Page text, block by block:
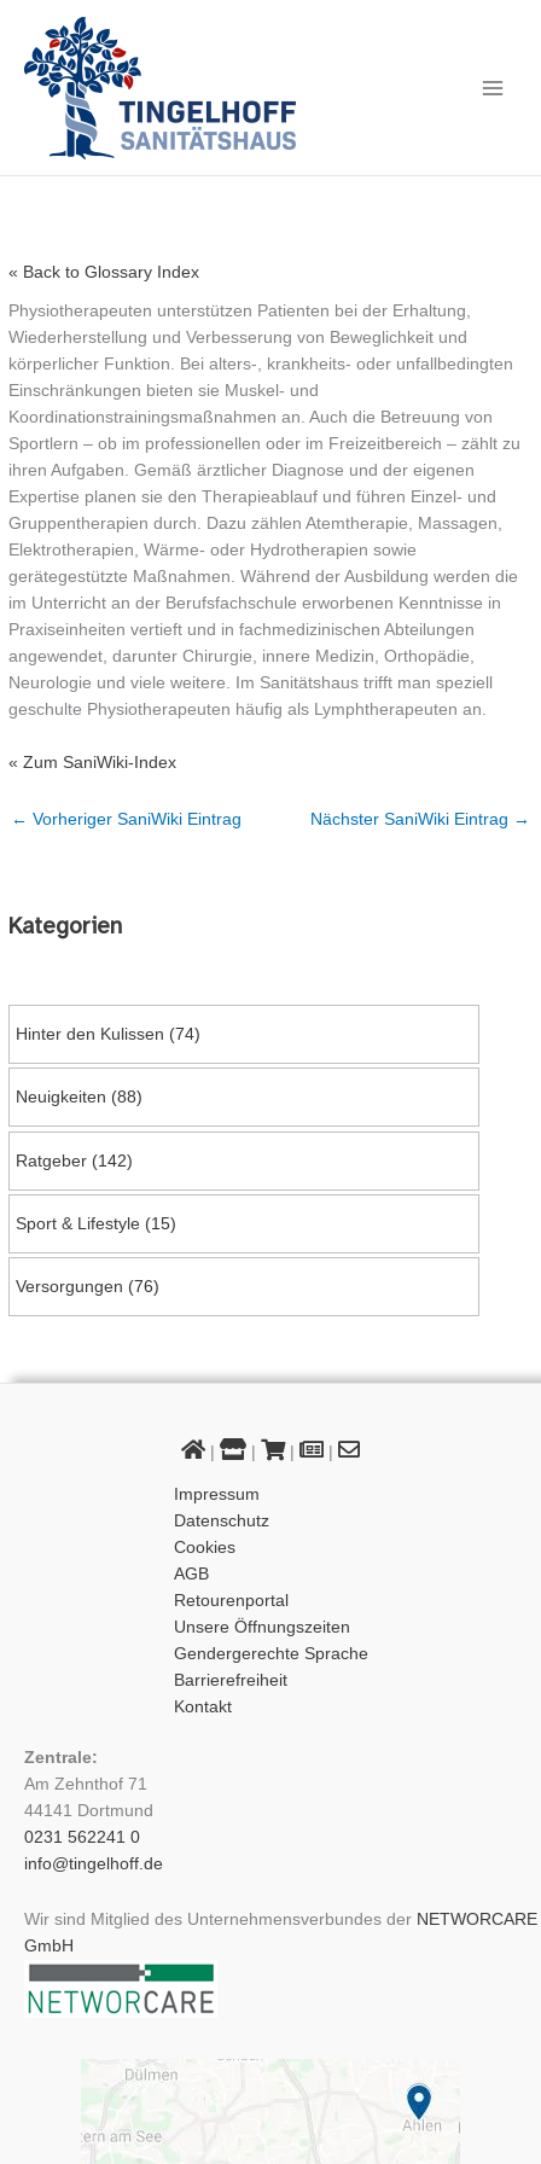
Kategorien
Hinter den Kulissen (74)
Neuigkeiten (88)
Ratgeber (142)
Sport & Lifestyle (15)
Versorgungen (76)
« Back to Glossary Index
Physiotherapeuten unterstützen Patienten bei der Erhaltung,
Wiederherstellung und Verbesserung von Beweglichkeit und
körperlicher Funktion. Bei alters-, krankheits- oder unfallbedingten
Einschränkungen bieten sie Muskel- und
Koordinationstrainingsmaßnahmen an. Auch die Betreuung von
Sportlern – ob im professionellen oder im Freizeitbereich – zählt zu
ihren Aufgaben. Gemäß ärztlicher Diagnose und der eigenen
Expertise planen sie den Therapieablauf und führen Einzel- und
Gruppentherapien durch. Dazu zählen Atemtherapie, Massagen,
Elektrotherapien, Wärme- oder Hydrotherapien sowie
gerätegestützte Maßnahmen. Während der Ausbildung werden die
im Unterricht an der Berufsfachschule erworbenen Kenntnisse in
Praxiseinheiten vertieft und in fachmedizinischen Abteilungen
angewendet, darunter Chirurgie, innere Medizin, Orthopädie,
Neurologie und viele weitere. Im Sanitätshaus trifft man speziell
geschulte Physiotherapeuten häufig als Lymphtherapeuten an.
« Zum SaniWiki-Index
← Vorheriger SaniWiki Eintrag Nächster SaniWiki Eintrag →
| | | |
Impressum
Datenschutz
Cookies
AGB
Retourenportal
Unsere Öffnungszeiten
Gendergerechte Sprache
Barrierefreiheit
Kontakt
Zentrale:
Am Zehnthof 71
44141 Dortmund
0231 562241 0
info@tingelhoff.de
Wir sind Mitglied des Unternehmensverbundes der NETWORCARE
GmbH